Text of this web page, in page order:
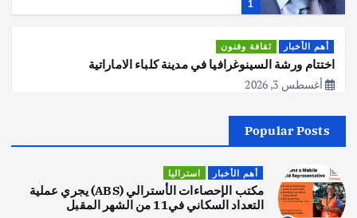
1
أهم الأخبار ثقافة وفنون
اختتام ورشة السينوغرافيا في مدينة كلباء الاماراتية
أغسطس 3, 2026
2
اصبح بطلاً لأستراليا بلعبة كمال الاجسام
يوليو 30, 2026
Popular Posts
أهم الأخبار استراليا
مكتب الإحصاءات الأسترالي (ABS) يجري عملية
التعداد السكاني في11 من الشهر المقبل